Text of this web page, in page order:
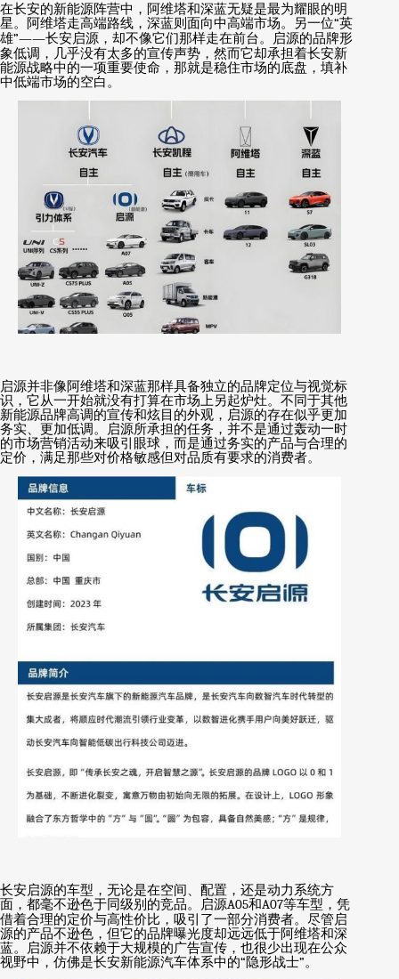
在长安的新能源阵营中，阿维塔和深蓝无疑是最为耀眼的明
星。阿维塔走高端路线，深蓝则面向中高端市场。另一位“英
雄”——长安启源，却不像它们那样走在前台。启源的品牌形
象低调，几乎没有太多的宣传声势，然而它却承担着长安新
能源战略中的一项重要使命，那就是稳住市场的底盘，填补
中低端市场的空白。
启源并非像阿维塔和深蓝那样具备独立的品牌定位与视觉标
识，它从一开始就没有打算在市场上另起炉灶。不同于其他
新能源品牌高调的宣传和炫目的外观，启源的存在似乎更加
务实、更加低调。启源所承担的任务，并不是通过轰动一时
的市场营销活动来吸引眼球，而是通过务实的产品与合理的
定价，满足那些对价格敏感但对品质有要求的消费者。
长安启源的车型，无论是在空间、配置，还是动力系统方
面，都毫不逊色于同级别的竞品。启源A05和A07等车型，凭
借着合理的定价与高性价比，吸引了一部分消费者。尽管启
源的产品不逊色，但它的品牌曝光度却远远低于阿维塔和深
蓝。启源并不依赖于大规模的广告宣传，也很少出现在公众
视野中，仿佛是长安新能源汽车体系中的“隐形战士”。